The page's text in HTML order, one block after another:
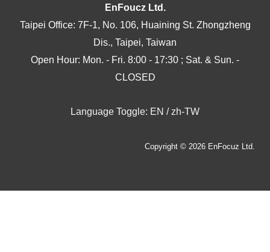
EnFoucz Ltd.
Taipei Office: 7F-1, No. 106, Huaining St. Zhongzheng
Dis., Taipei, Taiwan
Open Hour: Mon. - Fri. 8:00 - 17:30 ; Sat. & Sun. -
CLOSED
Language Toggle: EN / zh-TW
Copyright © 2026 EnFocuz Ltd.